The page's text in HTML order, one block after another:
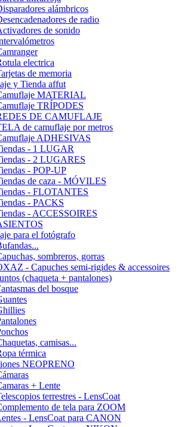
alámbricos
de radio
de sonido
electrica
de memoria
y Tienda affut
MATERIAL
TRÍPODES
DE CAMUFLAJE
de camuflaje por metros
ADHESIVAS
- 1 LUGAR
- 2 LUGARES
- POP-UP
de caza - MÓVILES
- FLOTANTES
- PACKS
- ACCESSOIRES
para el fotógrafo
sombreros, gorras
- Capuches semi-rigides & accessoires
(chaqueta + pantalones)
del bosque
camisas...
térmica
NEOPRENO
+ Lente
terrestres - LensCoat
de tela para ZOOM
- LensCoat para CANON